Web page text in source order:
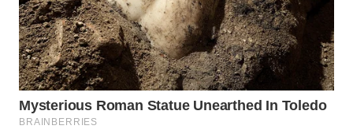
WAHANANEWS
NET
WAHANA
SPORT